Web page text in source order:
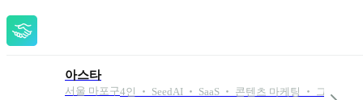
아스타
서울 마포구4인 ‧ SeedAI ‧ SaaS ‧ 콘텐츠 마케팅 ‧ 그로스 마